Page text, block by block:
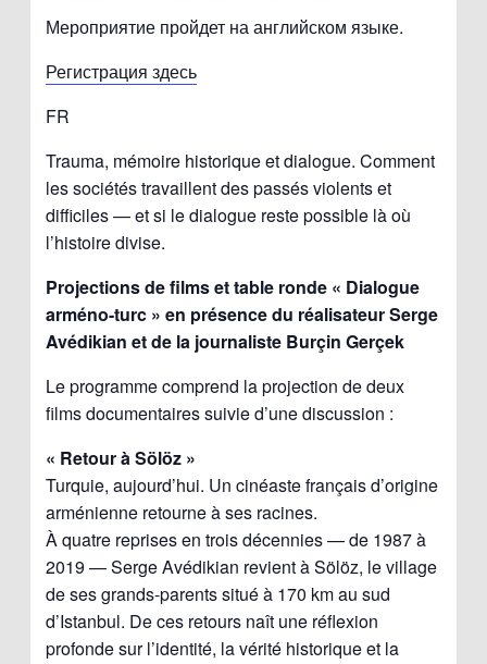
Мероприятие пройдет на английском языке.
Регистрация здесь
FR
Trauma, mémoire historique et dialogue. Comment
les sociétés travaillent des passés violents et
difficiles — et si le dialogue reste possible là où
l’histoire divise.
Projections de films et table ronde « Dialogue
arméno-turc » en présence du réalisateur Serge
Avédikian et de la journaliste Burçin Gerçek
Le programme comprend la projection de deux
films documentaires suivie d’une discussion :
« Retour à Sölöz »
Turquie, aujourd’hui. Un cinéaste français d’origine
arménienne retourne à ses racines.
À quatre reprises en trois décennies — de 1987 à
2019 — Serge Avédikian revient à Sölöz, le village
de ses grands-parents situé à 170 km au sud
d’Istanbul. De ces retours naît une réflexion
profonde sur l’identité, la vérité historique et la